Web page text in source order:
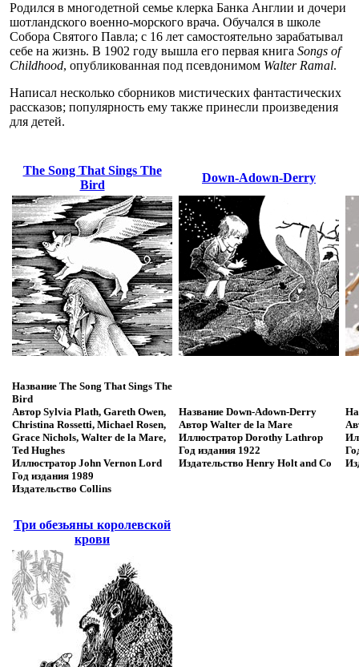
Родился в многодетной семье клерка Банка Англии и дочери
шотландского военно-морского врача. Обучался в школе
Собора Святого Павла; с 16 лет самостоятельно зарабатывал
себе на жизнь. В 1902 году вышла его первая книга Songs of
Childhood, опубликованная под псевдонимом Walter Ramal.
Написал несколько сборников мистических фантастических
рассказов; популярность ему также принесли произведения
для детей.
The Song That Sings The
Bird
Down-Adown-Derry
Название The Song That Sings The
Bird
Автор Sylvia Plath, Gareth Owen,
Christina Rossetti, Michael Rosen,
Grace Nichols, Walter de la Mare,
Ted Hughes
Иллюстратор John Vernon Lord
Год издания 1989
Издательство Collins
Название Down-Adown-Derry
Автор Walter de la Mare
Иллюстратор Dorothy Lathrop
Год издания 1922
Издательство Henry Holt and Co
Три обезьяны королевской
крови